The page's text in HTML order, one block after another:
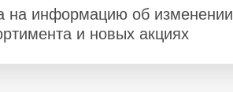
на информацию об изменении
и новых акциях